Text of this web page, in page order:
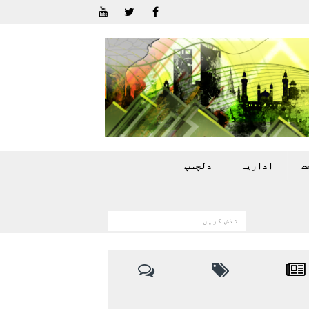
اداريہ دلچسپ